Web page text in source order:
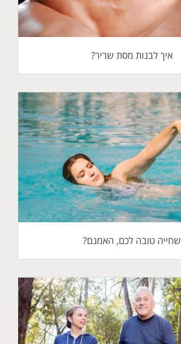
איך לבנות מסת שריר?
שחייה טובה לכם, האמנם?